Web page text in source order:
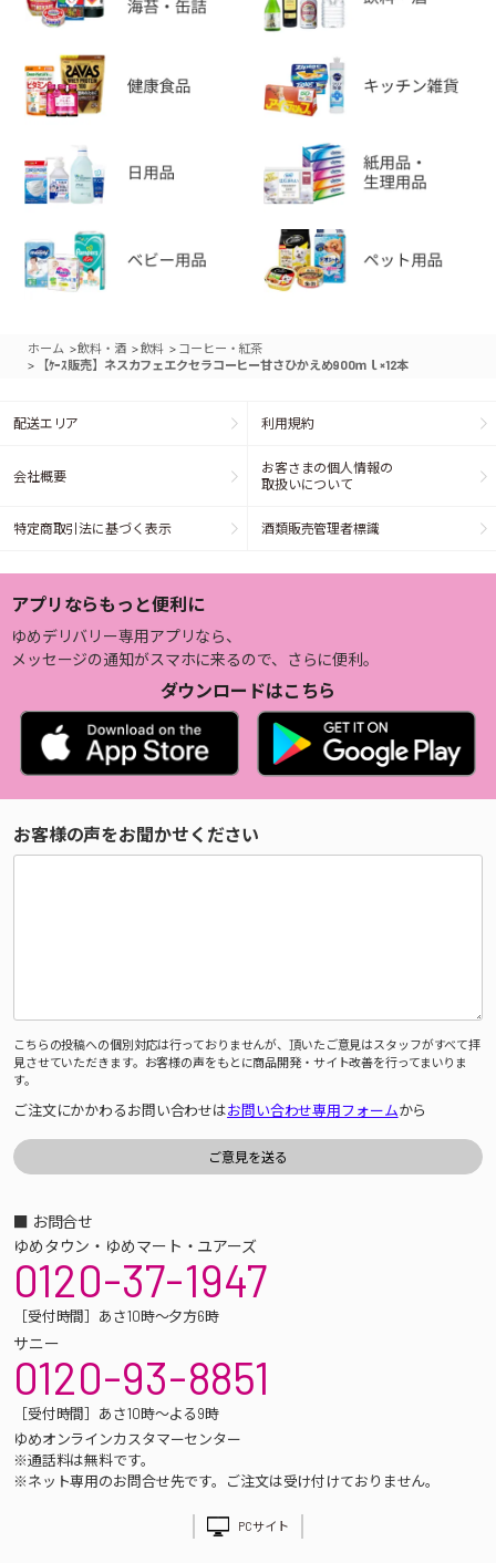
ホーム >飲料・酒 >飲料 > コーヒー・紅茶
> 【ｹｰｽ販売】ネスカフェエクセラコーヒー甘さひかえめ900ｍｌ×12本
配送エリア 利用規約
会社概要
お客さまの個人情報の
取扱いについて
特定商取引法に基づく表示 酒類販売管理者標識
アプリならもっと便利に
ゆめデリバリー専用アプリなら、
メッセージの通知がスマホに来るので、さらに便利。
ダウンロードはこちら
お客様の声をお聞かせください
こちらの投稿への個別対応は行っておりませんが、頂いたご意見はスタッフがすべて拝
見させていただきます。お客様の声をもとに商品開発・サイト改善を行ってまいりま
す。
ご注文にかかわるお問い合わせはお問い合わせ専用フォームから
■ お問合せ
ゆめタウン・ゆめマート・ユアーズ
0120-37-1947
［受付時間］あさ10時～夕方6時
サニー
0120-93-8851
［受付時間］あさ10時～よる9時
ゆめオンラインカスタマーセンター
※通話料は無料です。
※ネット専用のお問合せ先です。ご注文は受け付けておりません。
PCサイト